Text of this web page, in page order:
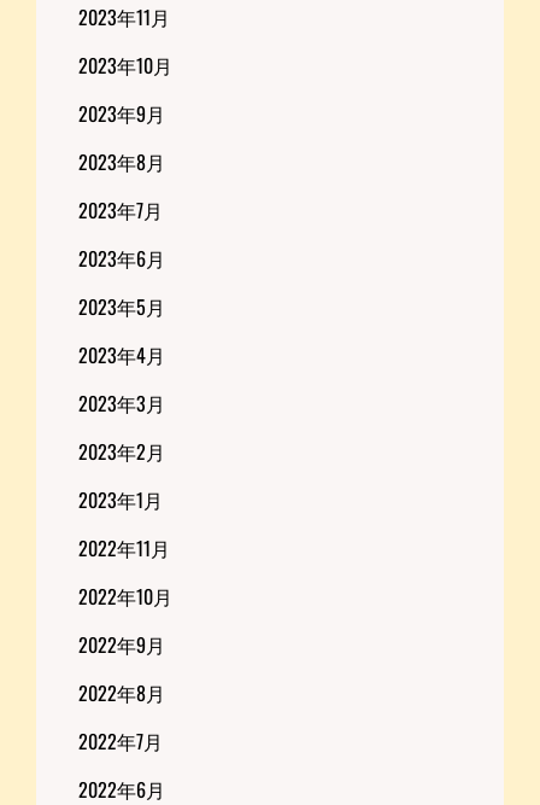
2023年11月
2023年10月
2023年9月
2023年8月
2023年7月
2023年6月
2023年5月
2023年4月
2023年3月
2023年2月
2023年1月
2022年11月
2022年10月
2022年9月
2022年8月
2022年7月
2022年6月